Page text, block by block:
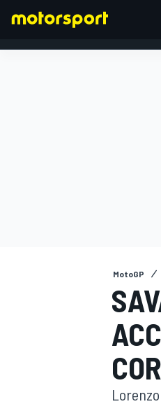
INDYCAR
MotoGP